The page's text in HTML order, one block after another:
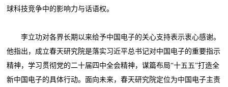
球科技竞争中的影响力与话语权。
李立功对各界长期以来给予中国电子的关心支持表示衷心感谢。
他指出，成立春天研究院是落实习近平总书记对中国电子的重要指示
精神，学习贯彻党的二十届四中全会精神，谋篇布局“十五五”打造全
新中国电子的具体行动。面向未来，春天研究院定位为中国电子主责